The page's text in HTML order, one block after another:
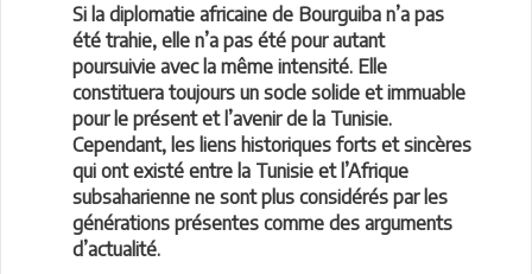
Si la diplomatie africaine de Bourguiba n’a pas
été trahie, elle n’a pas été pour autant
poursuivie avec la même intensité. Elle
constituera toujours un socle solide et immuable
pour le présent et l’avenir de la Tunisie.
Cependant, les liens historiques forts et sincères
qui ont existé entre la Tunisie et l’Afrique
subsaharienne ne sont plus considérés par les
générations présentes comme des arguments
d’actualité.